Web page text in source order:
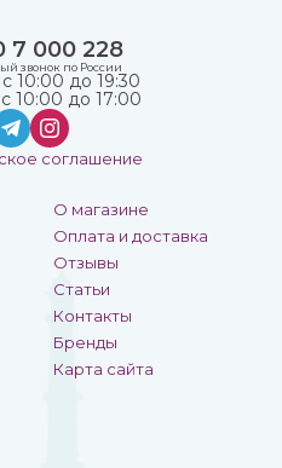
О магазине
Оплата и доставка
Отзывы
Статьи
Контакты
Бренды
Карта сайта
7 000 228
звонок по России
10:00 до 19:30
10:00 до 17:00
соглашение